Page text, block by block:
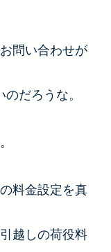
問い合わせが
だろうな。
料金設定を真
越しの荷役料